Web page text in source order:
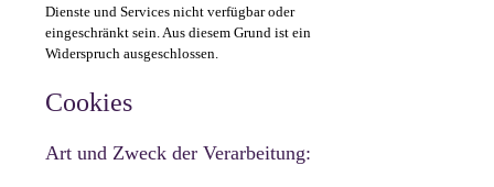
Dienste und Services nicht verfügbar oder
eingeschränkt sein. Aus diesem Grund ist ein
Widerspruch ausgeschlossen.
Cookies
Art und Zweck der Verarbeitung: